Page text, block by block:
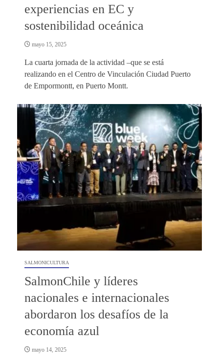
experiencias en EC y
sostenibilidad oceánica
mayo 15, 2025
La cuarta jornada de la actividad –que se está
realizando en el Centro de Vinculación Ciudad Puerto
de Empormontt, en Puerto Montt.
SALMONICULTURA
SalmonChile y líderes
nacionales e internacionales
abordaron los desafíos de la
economía azul
mayo 14, 2025